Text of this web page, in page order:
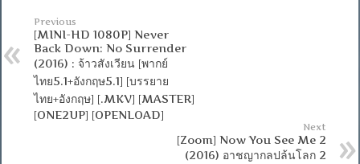
Previous
[MINI-HD 1080P] Never
Back Down: No Surrender
(2016) : จ้าวสังเวียน [พากย์
ไทย5.1+อังกฤษ5.1] [บรรยาย
ไทย+อังกฤษ] [.MKV] [MASTER]
[ONE2UP] [OPENLOAD]
Next
[Zoom] Now You See Me 2
(2016) อาชญากลปล้นโลก 2